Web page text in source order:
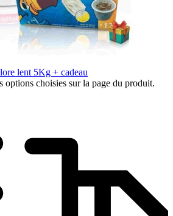
lent 5Kg + cadeau
options choisies sur la page du produit.